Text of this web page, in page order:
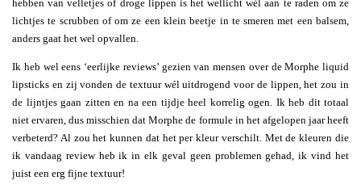
hebben van velletjes of droge lippen is het wellicht wél aan te raden om ze
lichtjes te scrubben of om ze een klein beetje in te smeren met een balsem,
anders gaat het wel opvallen.
Ik heb wel eens ‘eerlijke reviews’ gezien van mensen over de Morphe liquid
lipsticks en zij vonden de textuur wél uitdrogend voor de lippen, het zou in
de lijntjes gaan zitten en na een tijdje heel korrelig ogen. Ik heb dit totaal
niet ervaren, dus misschien dat Morphe de formule in het afgelopen jaar heeft
verbeterd? Al zou het kunnen dat het per kleur verschilt. Met de kleuren die
ik vandaag review heb ik in elk geval geen problemen gehad, ik vind het
juist een erg fijne textuur!